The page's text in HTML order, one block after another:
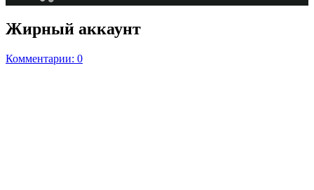
Жирный аккаунт
Комментарии: 0